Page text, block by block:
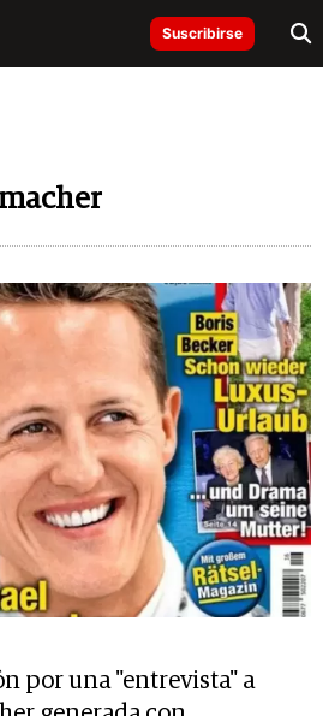
Suscribirse
por una "entrevista" a